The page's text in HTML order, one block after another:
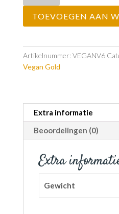
Mango
aantal
TOEVOEGEN AAN
Artikelnummer:VEGANV6
Vegan Gold
Extra informatie
Beoordelingen (0)
Extra
Gewicht